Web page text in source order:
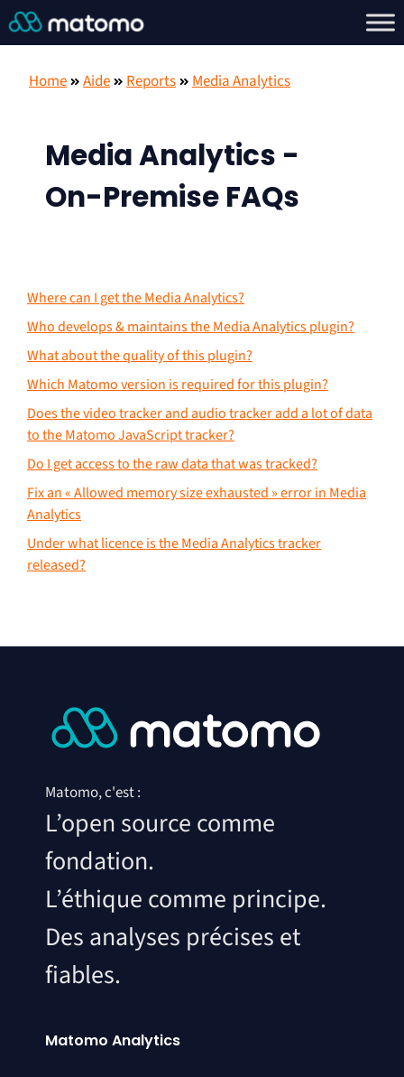
Home Aide Reports Media Analytics
Media Analytics -
On-Premise FAQs
Where can I get the Media Analytics?
Who develops & maintains the Media Analytics plugin?
What about the quality of this plugin?
Which Matomo version is required for this plugin?
Does the video tracker and audio tracker add a lot of data
to the Matomo JavaScript tracker?
Do I get access to the raw data that was tracked?
Fix an « Allowed memory size exhausted » error in Media
Analytics
Under what licence is the Media Analytics tracker
released?
Matomo, c'est :
L’open source comme
fondation.
L’éthique comme principe.
Des analyses précises et
fiables.
Matomo Analytics